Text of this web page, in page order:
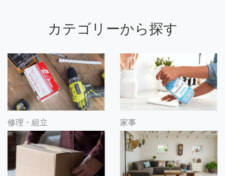
カテゴリーから探す
修理・組立 家事